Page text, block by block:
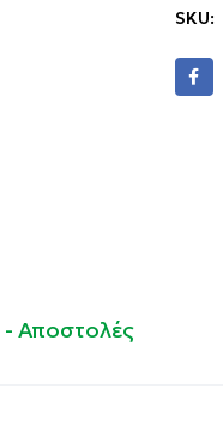
SKU:
Αποστολές